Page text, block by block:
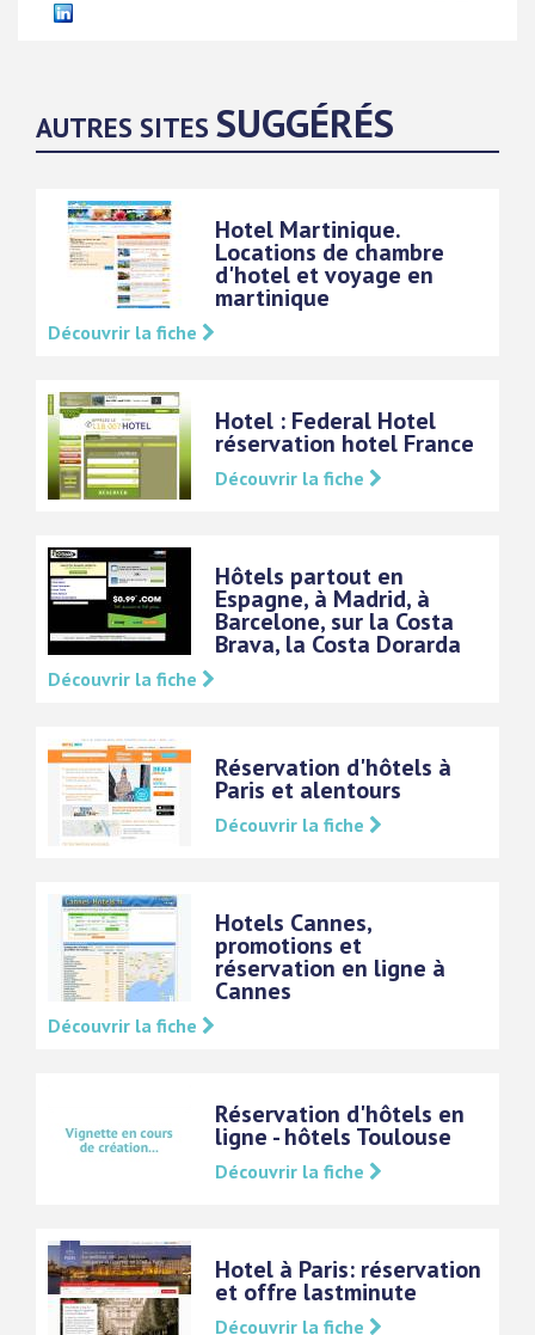
AUTRES SITES SUGGÉRÉS
Hotel Martinique.
Locations de chambre
d'hotel et voyage en
martinique
Découvrir la fiche
Hotel : Federal Hotel
réservation hotel France
Découvrir la fiche
Hôtels partout en
Espagne, à Madrid, à
Barcelone, sur la Costa
Brava, la Costa Dorarda
Découvrir la fiche
Réservation d'hôtels à
Paris et alentours
Découvrir la fiche
Hotels Cannes,
promotions et
réservation en ligne à
Cannes
Découvrir la fiche
Réservation d'hôtels en
ligne - hôtels Toulouse
Découvrir la fiche
Hotel à Paris: réservation
et offre lastminute
Découvrir la fiche